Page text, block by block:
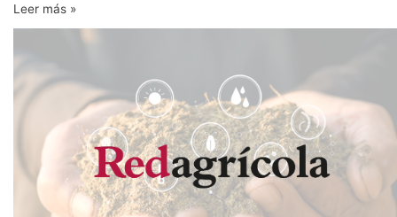
Leer más »
ante
escasez
trabajadores
debido